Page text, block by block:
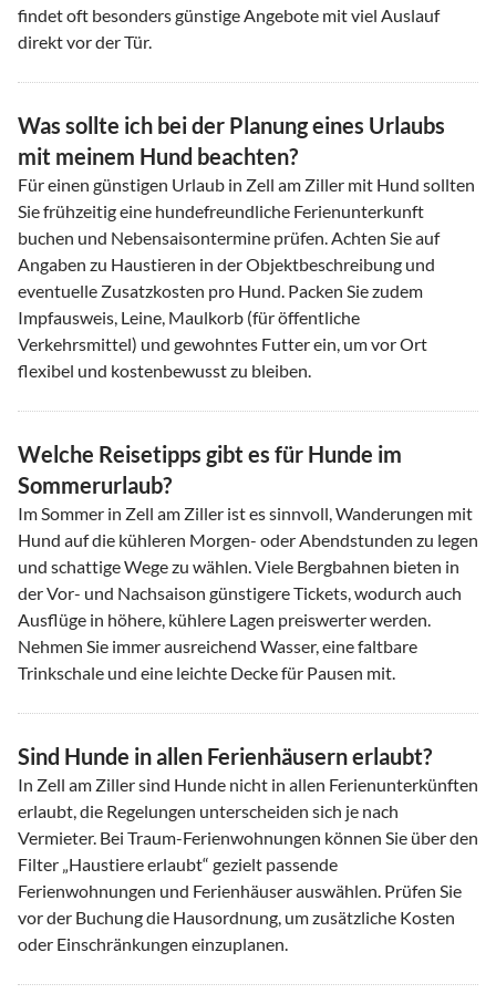
findet oft besonders günstige Angebote mit viel Auslauf
direkt vor der Tür.
Was sollte ich bei der Planung eines Urlaubs
mit meinem Hund beachten?
Für einen günstigen Urlaub in Zell am Ziller mit Hund sollten
Sie frühzeitig eine hundefreundliche Ferienunterkunft
buchen und Nebensaisontermine prüfen. Achten Sie auf
Angaben zu Haustieren in der Objektbeschreibung und
eventuelle Zusatzkosten pro Hund. Packen Sie zudem
Impfausweis, Leine, Maulkorb (für öffentliche
Verkehrsmittel) und gewohntes Futter ein, um vor Ort
flexibel und kostenbewusst zu bleiben.
Welche Reisetipps gibt es für Hunde im
Sommerurlaub?
Im Sommer in Zell am Ziller ist es sinnvoll, Wanderungen mit
Hund auf die kühleren Morgen- oder Abendstunden zu legen
und schattige Wege zu wählen. Viele Bergbahnen bieten in
der Vor- und Nachsaison günstigere Tickets, wodurch auch
Ausflüge in höhere, kühlere Lagen preiswerter werden.
Nehmen Sie immer ausreichend Wasser, eine faltbare
Trinkschale und eine leichte Decke für Pausen mit.
Sind Hunde in allen Ferienhäusern erlaubt?
In Zell am Ziller sind Hunde nicht in allen Ferienunterkünften
erlaubt, die Regelungen unterscheiden sich je nach
Vermieter. Bei Traum-Ferienwohnungen können Sie über den
Filter „Haustiere erlaubt“ gezielt passende
Ferienwohnungen und Ferienhäuser auswählen. Prüfen Sie
vor der Buchung die Hausordnung, um zusätzliche Kosten
oder Einschränkungen einzuplanen.